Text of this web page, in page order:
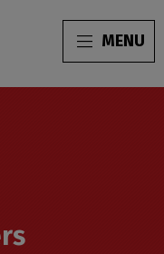
MENU